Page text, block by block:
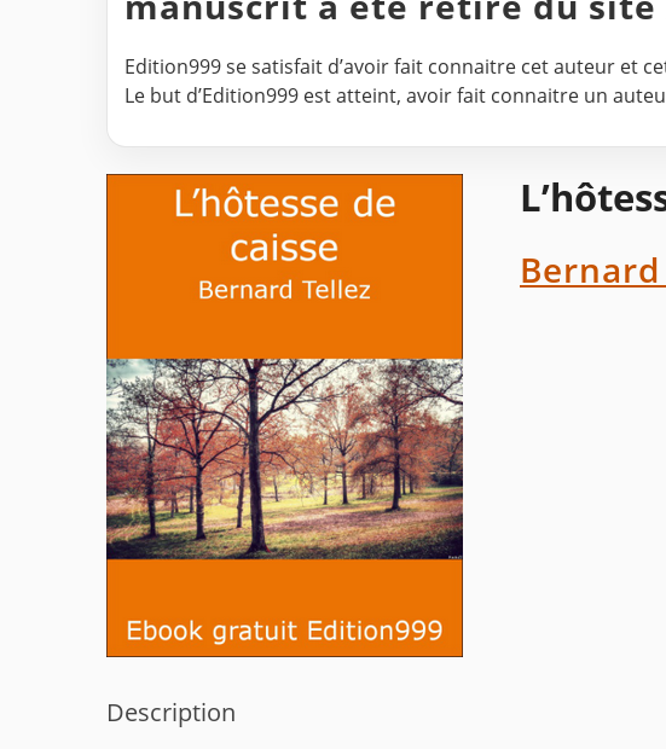
Edition999 se satisfait d’avoir fait connaitre cet auteur et
Le but d’Edition999 est atteint, avoir fait connaitre un
Description